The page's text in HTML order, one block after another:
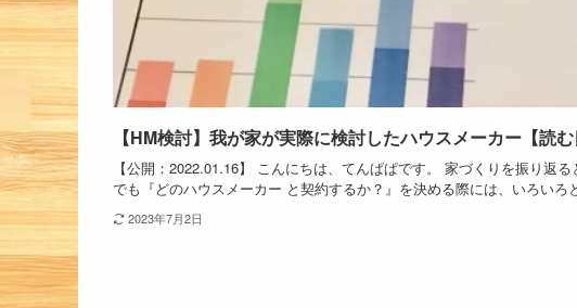
【HM検討】我が家が実際に検討したハウスメーカー【読む
【公開：2022.01.16】 こんにちは、てんぱぱです。 家づくりを振り返
でも『どのハウスメーカー と契約するか？』を決める際には、いろい
2023年7月2日